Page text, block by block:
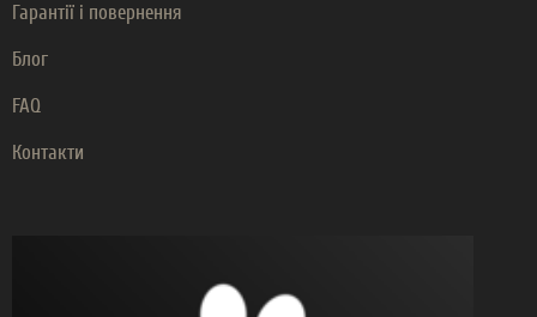
Гарантії і повернення
Блог
FAQ
Контакти